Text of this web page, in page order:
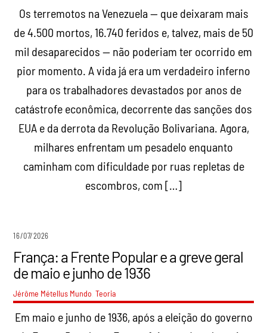
Os terremotos na Venezuela — que deixaram mais
de 4.500 mortos, 16.740 feridos e, talvez, mais de 50
mil desaparecidos — não poderiam ter ocorrido em
pior momento. A vida já era um verdadeiro inferno
para os trabalhadores devastados por anos de
catástrofe econômica, decorrente das sanções dos
EUA e da derrota da Revolução Bolivariana. Agora,
milhares enfrentam um pesadelo enquanto
caminham com dificuldade por ruas repletas de
escombros, com […]
16/07/2026
França: a Frente Popular e a greve geral
de maio e junho de 1936
Jérôme Métellus Mundo ,Teoria
Em maio e junho de 1936, após a eleição do governo